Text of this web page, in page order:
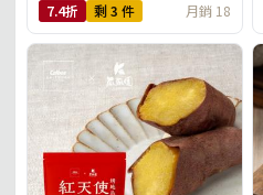
7.4折 剩 3 件 月銷 18